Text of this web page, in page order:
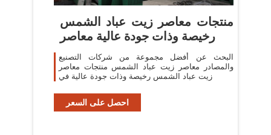
منتجات معاصر زيت عباد الشمس
رخيصة وذات جودة عالية معاصر
البحث عن أفضل مجموعة من شركات التصنيع
والمصادر معاصر زيت عباد الشمس منتجات معاصر
زيت عباد الشمس رخيصة وذات جودة عالية في
احصل على السعر